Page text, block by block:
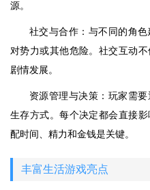
源。
社交与合作：与不同的角
对势力或其他危险。社交互动
剧情发展。
资源管理与决策：玩家需
生存方式。每个决定都会直接
配时间、精力和金钱是关键。
丰富生活游戏亮点